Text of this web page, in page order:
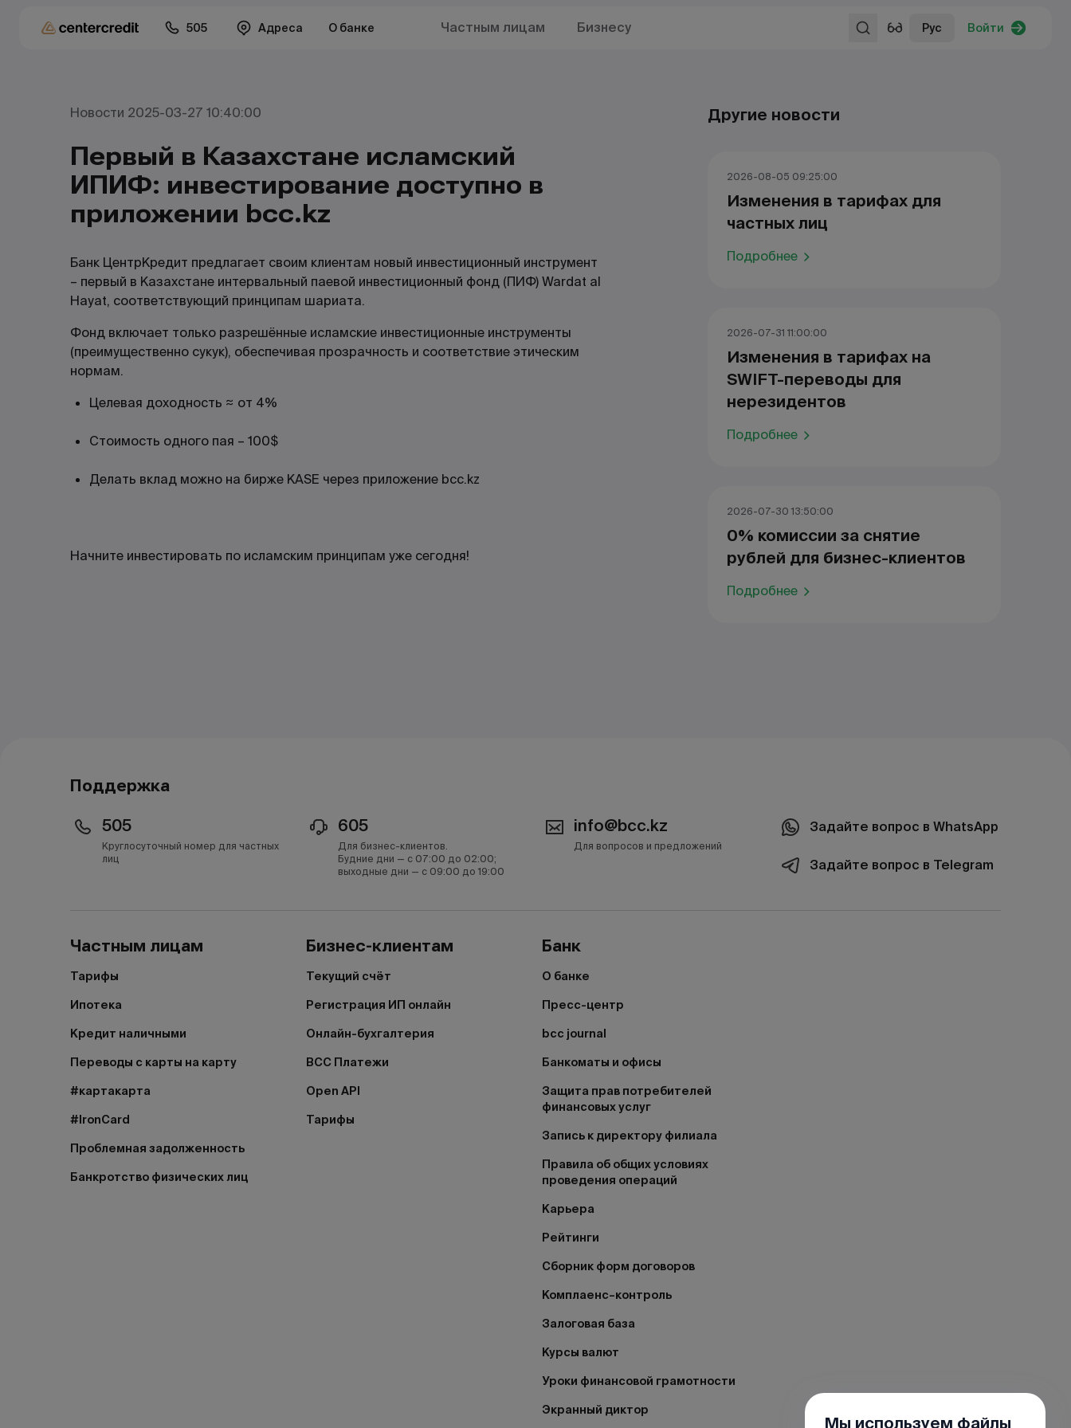
505 Адреса О банке Частным лицам Бизнесу Рус Войти
Новости 2025-03-27 10:40:00
Первый в Казахстане исламский
ИПИФ: инвестирование доступно в
приложении bcc.kz
Банк ЦентрКредит предлагает своим клиентам новый инвестиционный инструмент
– первый в Казахстане интервальный паевой инвестиционный фонд (ПИФ) Wardat al
Hayat, соответствующий принципам шариата.
Фонд включает только разрешённые исламские инвестиционные инструменты
(преимущественно сукук), обеспечивая прозрачность и соответствие этическим
нормам.
Целевая доходность ≈ от 4%
Стоимость одного пая – 100$
Делать вклад можно на бирже KASE через приложение bcc.kz
Начните инвестировать по исламским принципам уже сегодня!
Другие новости
2026-08-05 09:25:00
Изменения в тарифах для
частных лиц
Подробнее
2026-07-31 11:00:00
Изменения в тарифах на
SWIFT-переводы для
нерезидентов
Подробнее
2026-07-30 13:50:00
0% комиссии за снятие
рублей для бизнес-клиентов
Подробнее
Поддержка
505
Круглосуточный номер для частных
лиц
605
Для бизнес-клиентов.
Будние дни — с 07:00 до 02:00;
выходные дни — с 09:00 до 19:00
info@bcc.kz
Для вопросов и предложений
Задайте вопрос в WhatsApp
Задайте вопрос в Telegram
Частным лицам
Тарифы
Ипотека
Кредит наличными
Переводы с карты на карту
#картакарта
#IronCard
Проблемная задолженность
Банкротство физических лиц
Бизнес-клиентам
Текущий счёт
Регистрация ИП онлайн
Онлайн-бухгалтерия
BCC Платежи
Open API
Тарифы
Банк
О банке
Пресс-центр
bcc journal
Банкоматы и офисы
Защита прав потребителей
финансовых услуг
Запись к директору филиала
Правила об общих условиях
проведения операций
Карьера
Рейтинги
Сборник форм договоров
Комплаенс–контроль
Залоговая база
Курсы валют
Уроки финансовой грамотности
Экранный диктор
Мы используем файлы